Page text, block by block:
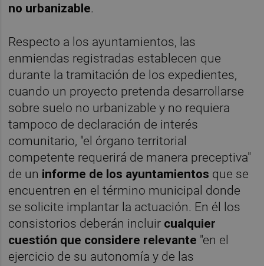
no urbanizable.
Respecto a los ayuntamientos, las
enmiendas registradas establecen que
durante la tramitación de los expedientes,
cuando un proyecto pretenda desarrollarse
sobre suelo no urbanizable y no requiera
tampoco de declaración de interés
comunitario, "el órgano territorial
competente requerirá de manera preceptiva"
de un informe de los ayuntamientos que se
encuentren en el término municipal donde
se solicite implantar la actuación. En él los
consistorios deberán incluir cualquier
cuestión que considere relevante "en el
ejercicio de su autonomía y de las